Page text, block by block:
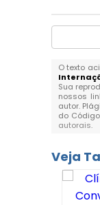
O texto
Sua
nossos
autor.
do
autorais.
Veja